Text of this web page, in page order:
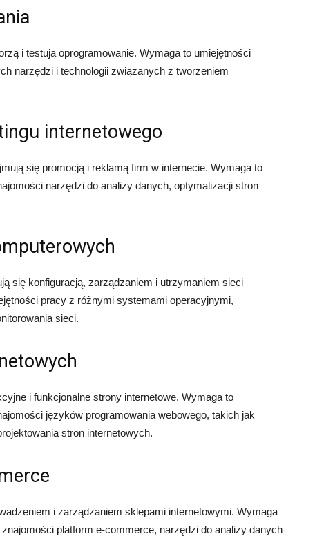
i testują oprogramowanie. Wymaga to umiejętności
narzędzi i technologii związanych z tworzeniem
internetowego
się promocją i reklamą firm w internecie. Wymaga to
narzędzi do analizy danych, optymalizacji stron
się konfiguracją, zarządzaniem i utrzymaniem sieci
pracy z różnymi systemami operacyjnymi,
sieci.
i funkcjonalne strony internetowe. Wymaga to
języków programowania webowego, takich jak
stron internetowych.
i zarządzaniem sklepami internetowymi. Wymaga
platform e-commerce, narzędzi do analizy danych